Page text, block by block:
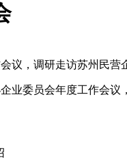
议，调研走访苏州民营
业委员会年度工作会